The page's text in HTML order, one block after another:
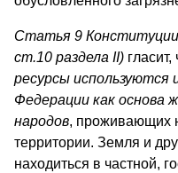
Статья 9
ст.10 раздела II) гласит,
ресурсы используются
Федерации как основа
народов, проживающих
территории. Земля и
находиться в частной,